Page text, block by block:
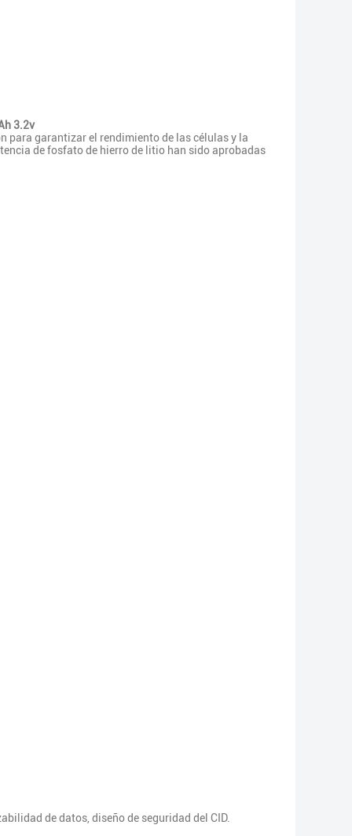
3.2v
para garantizar el rendimiento de las células y la
de fosfato de hierro de litio han sido aprobadas
de datos, diseño de seguridad del CID.